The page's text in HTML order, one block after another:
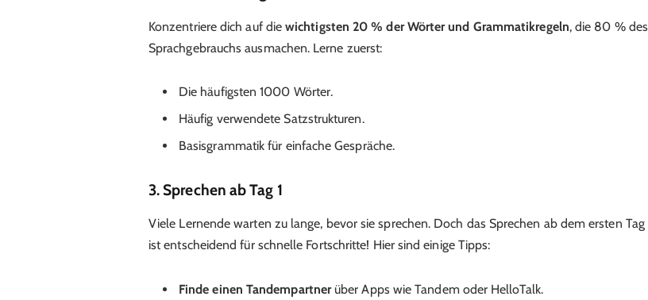
Konzentriere dich auf diewichtigsten 20 % der Wörter und Grammatikregeln, die 80 % des
Sprachgebrauchs ausmachen. Lerne zuerst:
Die häufigsten 1000 Wörter.
Häufig verwendete Satzstrukturen.
Basisgrammatik für einfache Gespräche.
3. Sprechen ab Tag 1
Viele Lernende warten zu lange, bevor sie sprechen. Doch das Sprechen ab dem ersten Tag
ist entscheidend für schnelle Fortschritte! Hier sind einige Tipps:
Finde einen Tandempartnerüber Apps wie Tandem oder HelloTalk.